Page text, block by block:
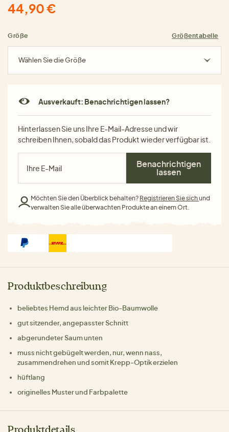
44,90 €
Größe Größentabelle
Wählen Sie die Größe
Ausverkauft: Benachrichtigen lassen?
Hinterlassen Sie uns Ihre E-Mail-Adresse und wir
schreiben Ihnen, sobald das Produkt wieder verfügbar ist.
Benachrichtigen
lassen
Möchten Sie den Überblick behalten? Registrieren Sie sichund
verwalten Sie alle überwachten Produkte an einem Ort.
Produktbeschreibung
beliebtes Hemd aus leichter Bio-Baumwolle
gut sitzender, angepasster Schnitt
abgerundeter Saum unten
muss nicht gebügelt werden, nur, wenn nass,
zusammendrehen und somit Krepp-Optik erzielen
hüftlang
originelles Muster und Farbpalette